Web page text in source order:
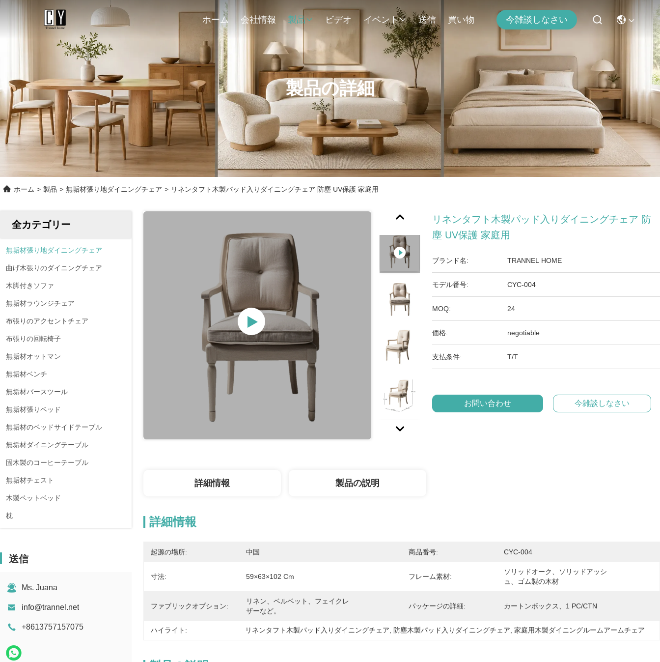
ホーム 会社情報 製品 ビデオ イベント 送信 買い物 今雑談しなさい
製品の詳細
ホーム > 製品 > 無垢材張り地ダイニングチェア > リネンタフト木製パッド入りダイニングチェア 防塵 UV保護 家庭用
全カテゴリー
無垢材張り地ダイニングチェア
曲げ木張りのダイニングチェア
木脚付きソファ
無垢材ラウンジチェア
布張りのアクセントチェア
布張りの回転椅子
無垢材オットマン
無垢材ベンチ
無垢材バースツール
無垢材張りベッド
無垢材のベッドサイドテーブル
無垢材ダイニングテーブル
固木製のコーヒーテーブル
無垢材チェスト
木製ペットベッド
枕
送信
Ms. Juana
info@trannel.net
+8613757157075
リネンタフト木製パッド入りダイニングチェア 防
塵 UV保護 家庭用
ブランド名: TRANNEL HOME
モデル番号: CYC-004
MOQ: 24
価格: negotiable
支払条件: T/T
お問い合わせ 今雑談しなさい
詳細情報 製品の説明
詳細情報
起源の場所: 中国 商品番号: CYC-004
寸法: 59×63×102 Cm フレーム素材:
ソリッドオーク、ソリッドアッシ
ュ、ゴム製の木材
ファブリックオプション:
リネン、ベルベット、フェイクレ
ザーなど。
パッケージの詳細: カートンボックス、1 PC/CTN
ハイライト: リネンタフト木製パッド入りダイニングチェア 防塵木製パッド入りダイニングチェア 家庭用木製ダイニングルームアームチェア